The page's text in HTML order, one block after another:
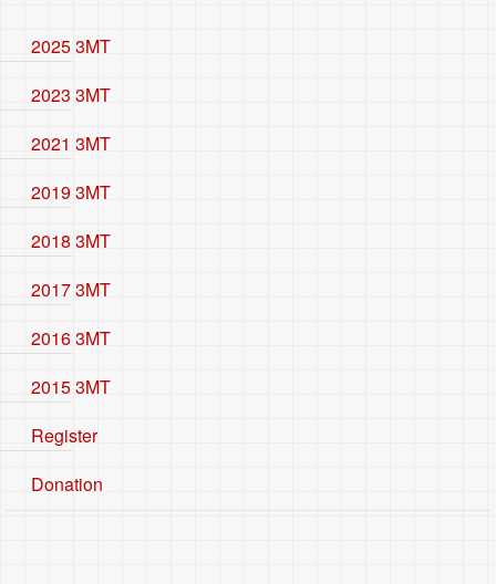
2025 3MT
2023 3MT
2021 3MT
2019 3MT
2018 3MT
2017 3MT
2016 3MT
2015 3MT
Register
Donation